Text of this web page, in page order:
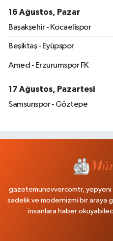
16 Ağustos, Pazar
Başakşehir - Kocaelispor
Beşiktaş - Eyüpspor
Amed - Erzurumspor FK
17 Ağustos, Pazartesi
Samsunspor - Göztepe
gazetemunevvercomtr, yepyeni
sadelik ve modernizmi bir araya
insanlara haber